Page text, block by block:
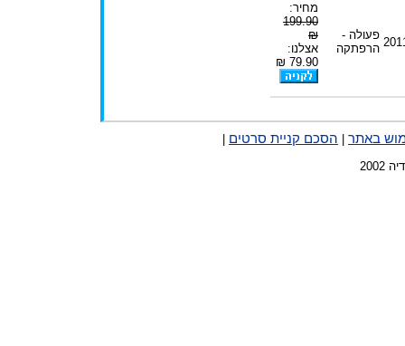
פעולה -
הרפתקה
מחיר:
199.90
₪
אצלנו:
79.90 ₪
באתר הסכם קניית סרטים